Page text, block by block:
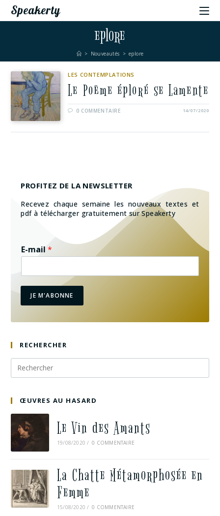
Speakerty
eplore
> Nouveautés > eplore
LES CONTEMPLATIONS
Le Poëme éploré se Lamente
0 COMMENTAIRE 14/07/2020
PROFITEZ DE LA NEWSLETTER
Recevez chaque semaine les nouveaux textes et
pdf à télécharger gratuitement sur Speakerty
E-mail*
JE M'ABONNE
RECHERCHER
ŒUVRES AU HASARD
Le Vin des Amants
19/08/2020 / 0 COMMENTAIRE
La Chatte Métamorphosée en
Femme
15/08/2020 / 0 COMMENTAIRE